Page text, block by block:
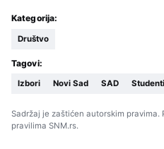
Kategorija:
Društvo
Tagovi:
Izbori Novi Sad SAD Studenti
Sadržaj je zaštićen autorskim
pravilima SNM.rs.